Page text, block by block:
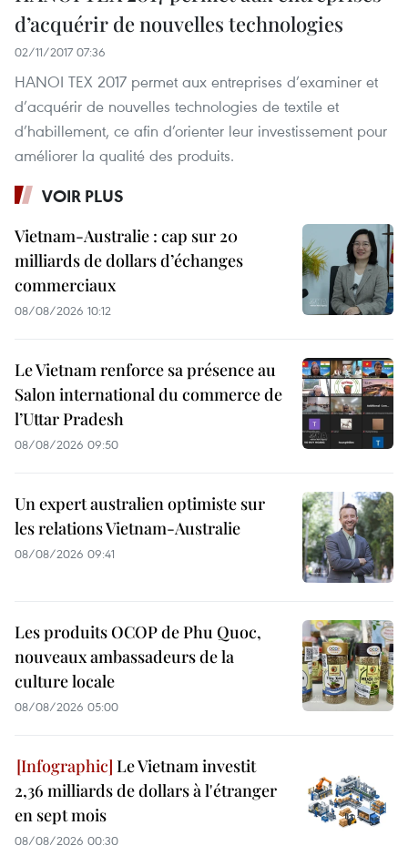
d’acquérir de nouvelles technologies
02/11/2017 07:36
HANOI TEX 2017 permet aux entreprises d’examiner et
d’acquérir de nouvelles technologies de textile et
d’habillement, ce afin d’orienter leur investissement pour
améliorer la qualité des produits.
VOIR PLUS
Vietnam-Australie : cap sur 20
milliards de dollars d’échanges
commerciaux
08/08/2026 10:12
Le Vietnam renforce sa présence au
Salon international du commerce de
l’Uttar Pradesh
08/08/2026 09:50
Un expert australien optimiste sur
les relations Vietnam-Australie
08/08/2026 09:41
Les produits OCOP de Phu Quoc,
nouveaux ambassadeurs de la
culture locale
08/08/2026 05:00
Le Vietnam investit
2,36 milliards de dollars à l'étranger
en sept mois
08/08/2026 00:30